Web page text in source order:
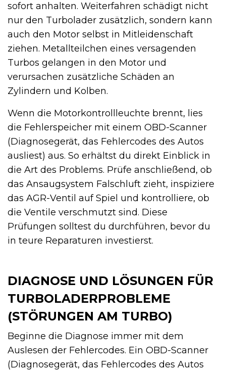
sofort anhalten. Weiterfahren schädigt nicht
nur den Turbolader zusätzlich, sondern kann
auch den Motor selbst in Mitleidenschaft
ziehen. Metallteilchen eines versagenden
Turbos gelangen in den Motor und
verursachen zusätzliche Schäden an
Zylindern und Kolben.
Wenn die Motorkontrollleuchte brennt, lies
die Fehlerspeicher mit einem OBD-Scanner
(Diagnosegerät, das Fehlercodes des Autos
ausliest) aus. So erhältst du direkt Einblick in
die Art des Problems. Prüfe anschließend, ob
das Ansaugsystem Falschluft zieht, inspiziere
das AGR-Ventil auf Spiel und kontrolliere, ob
die Ventile verschmutzt sind. Diese
Prüfungen solltest du durchführen, bevor du
in teure Reparaturen investierst.
DIAGNOSE UND LÖSUNGEN FÜR
TURBOLADERPROBLEME
(STÖRUNGEN AM TURBO)
Beginne die Diagnose immer mit dem
Auslesen der Fehlercodes. Ein OBD-Scanner
(Diagnosegerät, das Fehlercodes des Autos